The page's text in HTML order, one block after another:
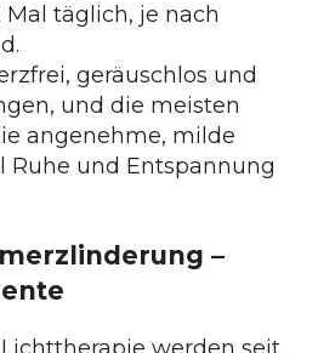
Mal täglich, je nach
geräuschlos und
und die meisten
angenehme, milde
Ruhe und Entspannung
–